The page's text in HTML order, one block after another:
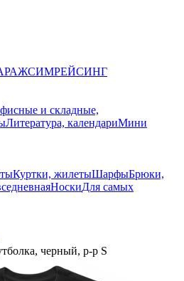
СИМРЕЙСИНГ
и складные,
Литература, календариМини
Куртки, жилетыШарфыБрюки,
НоскиДля самых
черный, р-р S